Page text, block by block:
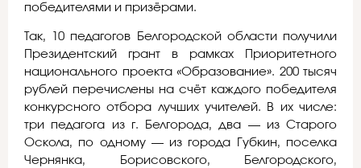
победителями и призёрами.
Так, 10 педагогов Белгородской области получили
Президентский грант в рамках Приоритетного
национального проекта «Образование». 200 тысяч
рублей перечислены на счёт каждого победителя
конкурсного отбора лучших учителей. В их числе:
три педагога из г. Белгорода, два — из Старого
Оскола, по одному — из города Губкин, поселка
Чернянка, Борисовского, Белгородского,